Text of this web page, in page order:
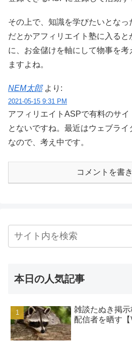
その上で、知識を学びたいとな
だとかアフィリエイト塾に入る
に、お金儲けを軸にして物事を考
ますよね。
NEM太郎 より:
2021-05-15 9:31 PM
アフィリエイトASPで有料のサイ
とないですね。最近はウェブラ
なので、考え中です。
コメントを書
本日の人気記事
雑談たぬき掲示
配信者を晒す【